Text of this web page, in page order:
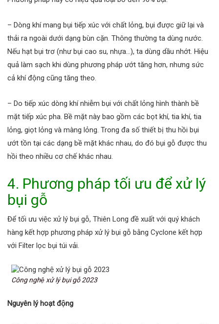
– Dòng khí mang bụi tiếp xúc với chất lỏng, bụi được giữ lại và
thải ra ngoài dưới dạng bùn cặn. Thông thường ta dùng nước.
Nếu hạt bụi trơ (như bụi cao su, nhựa…), ta dùng dầu nhớt. Hiệu
quả làm sạch khi dùng phương pháp ướt tăng hơn, nhưng sức
cả khí động cũng tăng theo.
– Do tiếp xúc dòng khí nhiễm bụi với chất lỏng hình thành bề
mặt tiếp xúc pha. Bề mặt này bao gồm các bọt khí, tia khí, tia
lỏng, giọt lỏng và màng lỏng. Trong đa số thiết bị thu hồi bụi
ướt tồn tại các dạng bề mặt khác nhau, do đó bụi gỗ được thu
hồi theo nhiều cơ chế khác nhau.
4. Phương pháp tối ưu để xử lý
bụi gỗ
Để tối ưu việc xử lý bụi gỗ, Thiên Long đề xuất với quý khách
hàng kết hợp phương pháp xử lý bụi gỗ bằng Cyclone kết hợp
với Filter lọc bụi túi vải.
Công nghệ xử lý bụi gỗ 2023
Nguyên lý hoạt động